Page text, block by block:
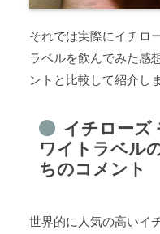
それでは実際にイチロ
ラベルを飲んでみた感
ントと比較して紹介しま
イチローズ
ワイトラベル
ちのコメント
世界的に人気の高いイ